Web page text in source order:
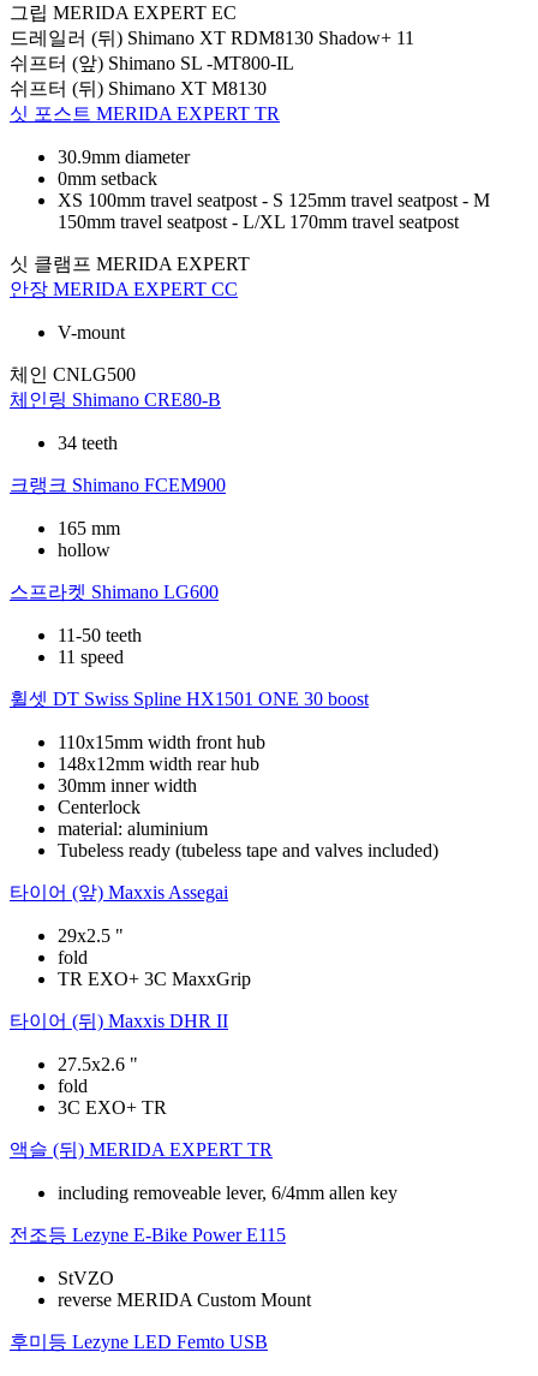
그립 MERIDA EXPERT EC
드레일러 (뒤) Shimano XT RDM8130 Shadow+ 11
쉬프터 (앞) Shimano SL -MT800-IL
쉬프터 (뒤) Shimano XT M8130
싯 포스트 MERIDA EXPERT TR
30.9mm diameter
0mm setback
XS 100mm travel seatpost - S 125mm travel seatpost - M
150mm travel seatpost - L/XL 170mm travel seatpost
싯 클램프 MERIDA EXPERT
안장 MERIDA EXPERT CC
V-mount
체인 CNLG500
체인링 Shimano CRE80-B
34 teeth
크랭크 Shimano FCEM900
165 mm
hollow
스프라켓 Shimano LG600
11-50 teeth
11 speed
휠셋 DT Swiss Spline HX1501 ONE 30 boost
110x15mm width front hub
148x12mm width rear hub
30mm inner width
Centerlock
material: aluminium
Tubeless ready (tubeless tape and valves included)
타이어 (앞) Maxxis Assegai
29x2.5 "
fold
TR EXO+ 3C MaxxGrip
타이어 (뒤) Maxxis DHR II
27.5x2.6 "
fold
3C EXO+ TR
액슬 (뒤) MERIDA EXPERT TR
including removeable lever, 6/4mm allen key
전조등 Lezyne E-Bike Power E115
StVZO
reverse MERIDA Custom Mount
후미등 Lezyne LED Femto USB